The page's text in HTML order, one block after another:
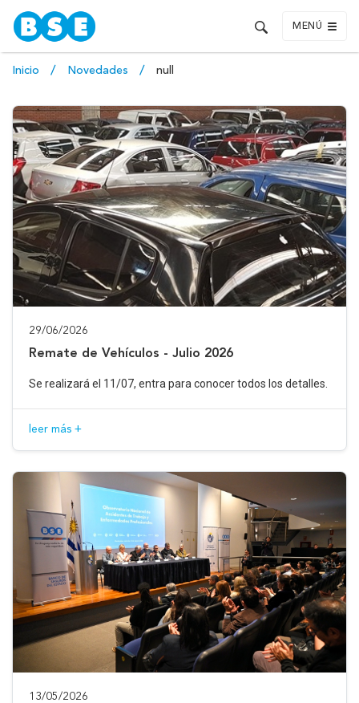
MENÚ
Inicio Novedades null
29/06/2026
Remate de Vehículos - Julio 2026
Se realizará el 11/07, entra para conocer todos los detalles.
leer más +
13/05/2026